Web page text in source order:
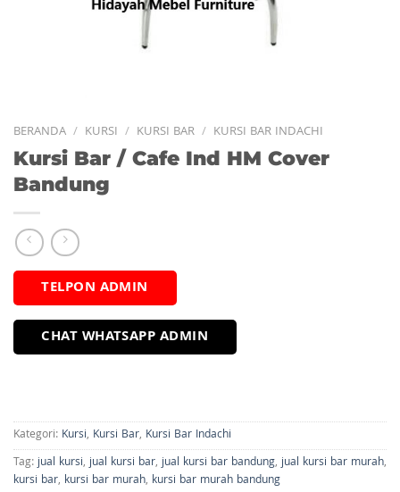
BERANDA / KURSI / KURSI BAR / KURSI BAR INDACHI
Kursi Bar / Cafe Ind HM Cover
Bandung
TELPON ADMIN
CHAT WHATSAPP ADMIN
Kategori: Kursi, Kursi Bar, Kursi Bar Indachi
Tag:jual kursi,jual kursi bar,jual kursi bar bandung,jual kursi bar murah,
kursi bar, kursi bar murah, kursi bar murah bandung